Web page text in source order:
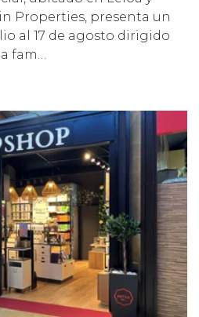
Properties, presenta un
al 17 de agosto dirigido
a fam…